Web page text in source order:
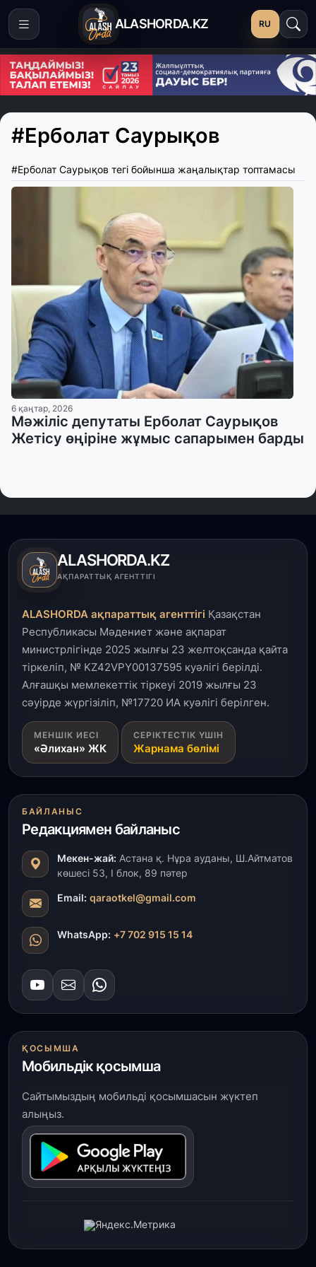
ALASHORDA.KZ RU
#Ерболат Саурықов
#Ерболат Саурықов тегі бойынша жаңалықтар топтамасы
6 қаңтар, 2026
Мәжіліс депутаты Ерболат Саурықов
Жетісу өңіріне жұмыс сапарымен барды
ALASHORDA.KZ
АҚПАРАТТЫҚ АГЕНТТІГІ
ALASHORDA ақпараттық агенттігі Қазақстан
Республикасы Мәдениет және ақпарат
министрлігінде 2025 жылғы 23 желтоқсанда қайта
тіркеліп, № KZ42VPY00137595 куәлігі берілді.
Алғашқы мемлекеттік тіркеуі 2019 жылғы 23
сәуірде жүргізіліп, №17720 ИА куәлігі берілген.
МЕНШІК ИЕСІ
«Әлихан» ЖК
СЕРІКТЕСТІК ҮШІН
Жарнама бөлімі
БАЙЛАНЫС
Редакциямен байланыс
Мекен-жай: Астана қ. Нұра ауданы, Ш.Айтматов
көшесі 53, І блок, 89 пәтер
Email: qaraotkel@gmail.com
WhatsApp: +7 702 915 15 14
ҚОСЫМША
Мобильдік қосымша
Сайтымыздың мобильді қосымшасын жүктеп
алыңыз.